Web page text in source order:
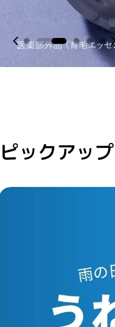
ピックアップ